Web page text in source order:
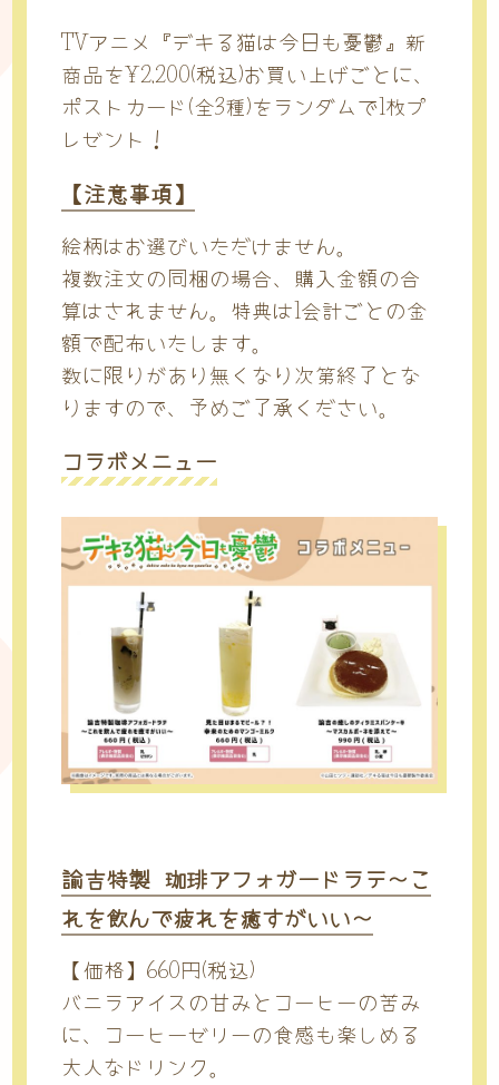
TVアニメ『デキる猫は今日も憂鬱』新
商品を¥2,200(税込)お買い上げごとに、
ポストカード(全3種)をランダムで1枚プ
レゼント！
【注意事項】
絵柄はお選びいただけません。
複数注文の同梱の場合、購入金額の合
算はされません。特典は1会計ごとの金
額で配布いたします。
数に限りがあり無くなり次第終了とな
りますので、予めご了承ください。
コラボメニュー
諭吉特製 珈琲アフォガードラテ～こ
れを飲んで疲れを癒すがいい～
【価格】 660円(税込)
バニラアイスの甘みとコーヒーの苦み
に、コーヒーゼリーの食感も楽しめる
大人なドリンク。